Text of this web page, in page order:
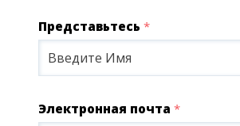
Представьтесь *
Электронная почта *